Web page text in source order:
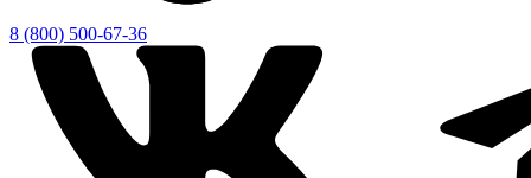
8 (800) 500-67-36